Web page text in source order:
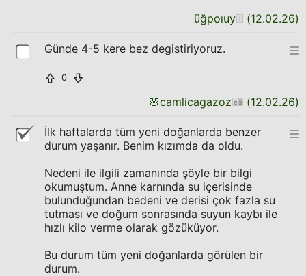
üğpoıuy (12.02.26)
Günde 4-5 kere bez degistiriyoruz.
0
🌸camlicagazoz (12.02.26)
İlk haftalarda tüm yeni doğanlarda benzer
durum yaşanır. Benim kızımda da oldu.
Nedeni ile ilgili zamanında şöyle bir bilgi
okumuştum. Anne karnında su içerisinde
bulunduğundan bedeni ve derisi çok fazla su
tutması ve doğum sonrasında suyun kaybı ile
hızlı kilo verme olarak gözüküyor.
Bu durum tüm yeni doğanlarda görülen bir
durum.